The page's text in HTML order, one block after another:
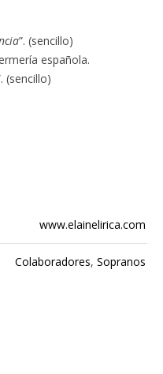
”. (sencillo)
española.
(sencillo)
www.elainelirica.com
Colaboradores, Sopranos